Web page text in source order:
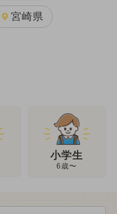
宮崎県
小学生
6歳〜